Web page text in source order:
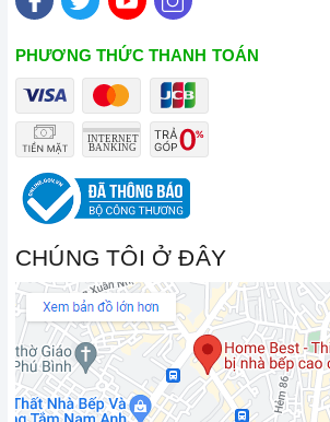
Đến với Home Best, chúng tôi tự hào cung
tiếng, cam kết về chất lượng và nguồn gốc
hãng. Chúng tôi tự tin mang đến cho quý
chăm sóc khách hàng tận tâm và chính
mãi chuyên nghiệp nhất.
Xem thêm tại đây: Home Best Care -
chữa thiết bị nhà bếp cao cấp
PHƯƠNG THỨC THANH TOÁN
CHÚNG TÔI Ở ĐÂY